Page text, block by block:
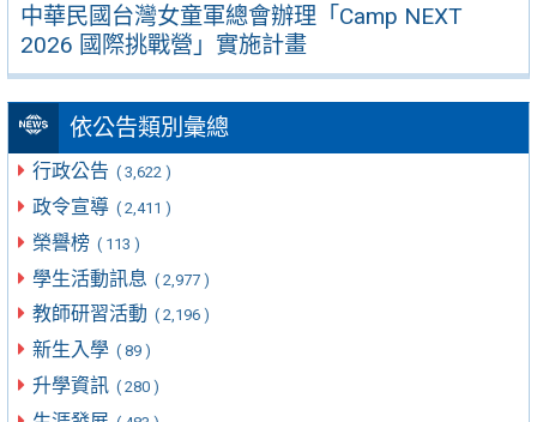
中華民國台灣女童軍總會辦理「Camp NEXT
2026 國際挑戰營」實施計畫
依公告類別彙總
行政公告 ( 3,622 )
政令宣導 ( 2,411 )
榮譽榜 ( 113 )
學生活動訊息 ( 2,977 )
教師研習活動 ( 2,196 )
新生入學 ( 89 )
升學資訊 ( 280 )